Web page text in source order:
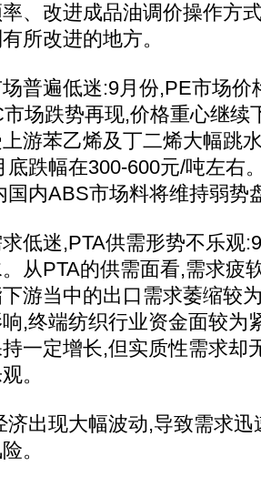
、改进成品油调价操作方
所改进的地方。
遍低迷:9月份,PE市场价
场跌势再现,价格重心继续
游苯乙烯及丁二烯大幅跳
底跌幅在300-600元/吨左右
国内ABS市场料将维持弱势
迷,PTA供需形势不乐观:9
从PTA的供需面看,需求疲
游当中的出口需求萎缩较
,终端纺织行业资金面较为
一定增长,但实质性需求却
。
现大幅波动,导致需求迅
。